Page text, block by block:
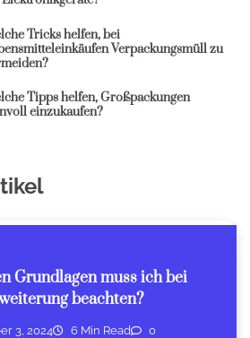
Tricks helfen, bei
Verpackungsmüll zu
Tipps helfen, Großpackungen
einzukaufen?
Grundlagen muss ich bei
beachten?
3, 2024 6 Min Read 0